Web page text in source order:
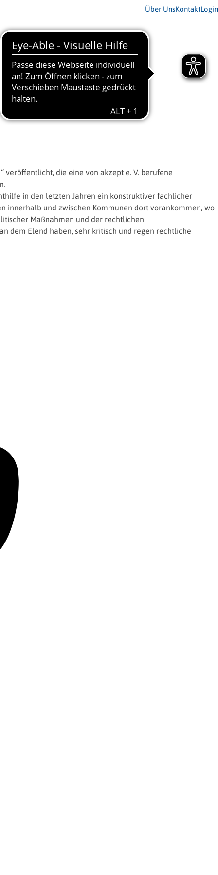
Über UnsKontaktLogin
veröffentlicht, die eine von akzept e. V. berufene
in den letzten Jahren ein konstruktiver fachlicher
innerhalb und zwischen Kommunen dort vorankommen, wo
Maßnahmen und der rechtlichen
dem Elend haben, sehr kritisch und regen rechtliche